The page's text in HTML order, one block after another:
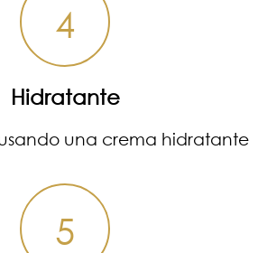
4
Hidratante
una crema hidratante
5